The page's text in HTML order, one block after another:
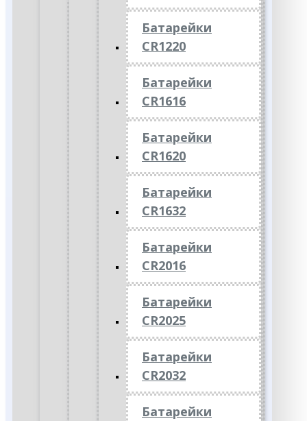
Батарейки
CR1220
Батарейки
CR1616
Батарейки
CR1620
Батарейки
CR1632
Батарейки
CR2016
Батарейки
CR2025
Батарейки
CR2032
Батарейки